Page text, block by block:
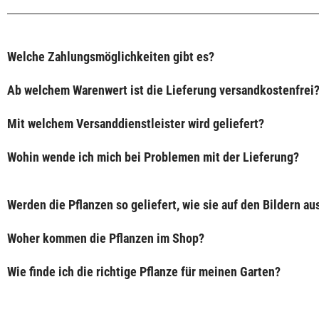
Welche Zahlungsmöglichkeiten gibt es?
Ab welchem Warenwert ist die Lieferung versandkostenfrei?
Mit welchem Versanddienstleister wird geliefert?
Wohin wende ich mich bei Problemen mit der Lieferung?
Werden die Pflanzen so geliefert, wie sie auf den Bildern
Woher kommen die Pflanzen im Shop?
Wie finde ich die richtige Pflanze für meinen Garten?